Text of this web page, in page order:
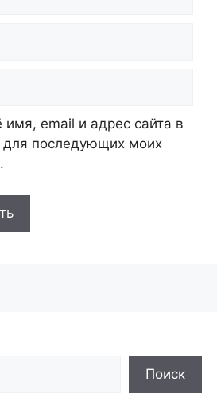
имя, email и адрес сайта в
для последующих моих
Поиск